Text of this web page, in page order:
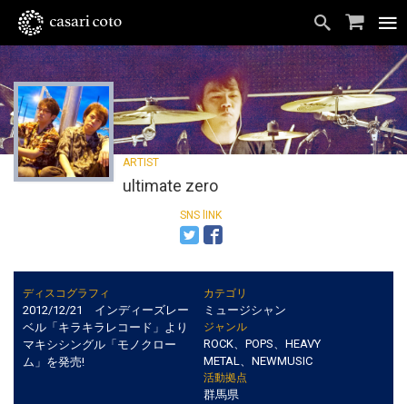
ultimate zero
ディスコグラフィ
2012/12/21 インディーズレー
ベル「キラキラレコード」より
マキシシングル「モノクロー
ム」を発売!
カテゴリ
ミュージシャン
ジャンル
ROCK、POPS、HEAVY
METAL、NEWMUSIC
活動拠点
群馬県